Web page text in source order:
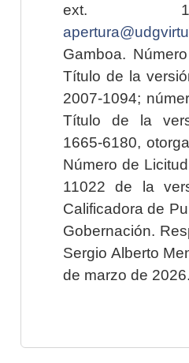
ext.
Gamboa.
Título de la
2007-1094;
Título de la
1665-6180,
Número de
11022 de la
Calificadora de
Gobernación.
Sergio Alberto
de marzo de 2026.